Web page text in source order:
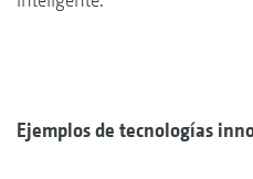
Ejemplos de tecnologías